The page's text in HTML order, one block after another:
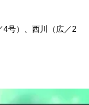
4号）、西川（広／2